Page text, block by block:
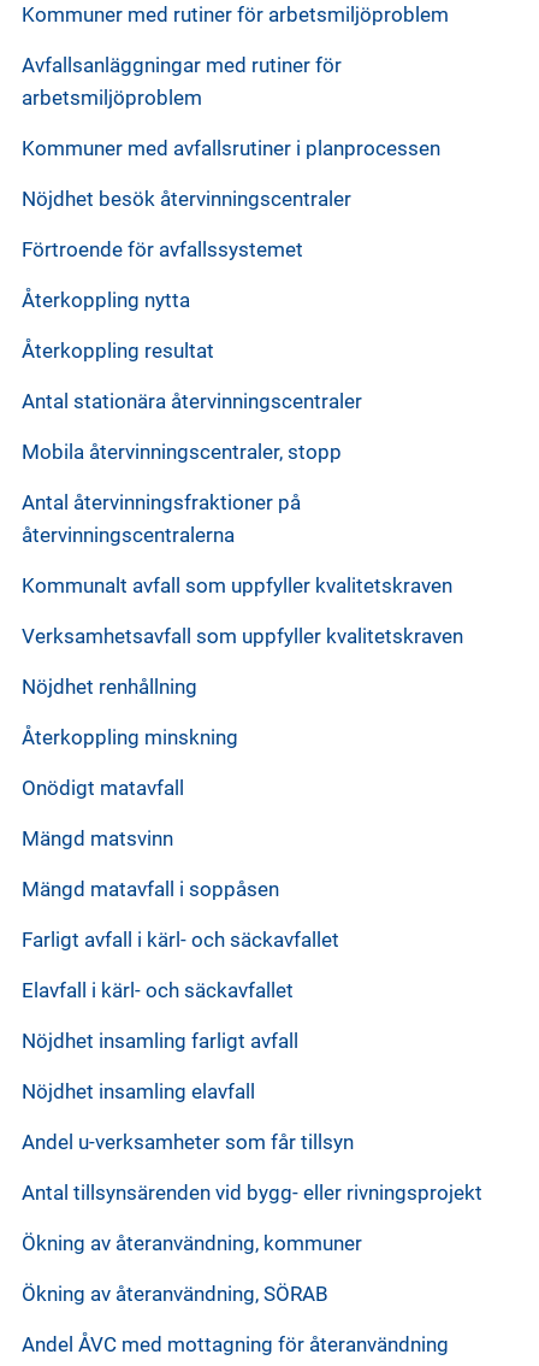
Kommuner med rutiner för arbetsmiljöproblem
Avfallsanläggningar med rutiner för
arbetsmiljöproblem
Kommuner med avfallsrutiner i planprocessen
Nöjdhet besök återvinningscentraler
Förtroende för avfallssystemet
Återkoppling nytta
Återkoppling resultat
Antal stationära återvinningscentraler
Mobila återvinningscentraler, stopp
Antal återvinningsfraktioner på
återvinningscentralerna
Kommunalt avfall som uppfyller kvalitetskraven
Verksamhetsavfall som uppfyller kvalitetskraven
Nöjdhet renhållning
Återkoppling minskning
Onödigt matavfall
Mängd matsvinn
Mängd matavfall i soppåsen
Farligt avfall i kärl- och säckavfallet
Elavfall i kärl- och säckavfallet
Nöjdhet insamling farligt avfall
Nöjdhet insamling elavfall
Andel u-verksamheter som får tillsyn
Antal tillsynsärenden vid bygg- eller rivningsprojekt
Ökning av återanvändning, kommuner
Ökning av återanvändning, SÖRAB
Andel ÅVC med mottagning för återanvändning